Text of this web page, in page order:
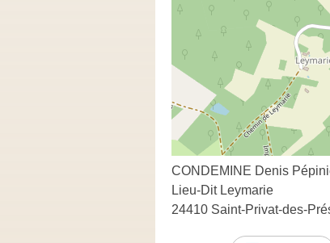
CONDEMINE Denis
Lieu-Dit Leymarie
24410 Saint-Privat-des-